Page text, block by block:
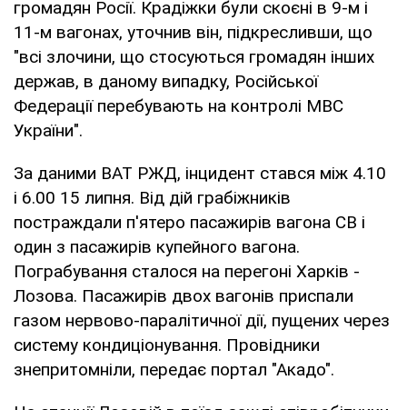
громадян Росії. Крадіжки були скоєні в 9-м і
11-м вагонах, уточнив він, підкресливши, що
"всі злочини, що стосуються громадян інших
держав, в даному випадку, Російської
Федерації перебувають на контролі МВС
України".
За даними ВАТ РЖД, інцидент стався між 4.10
і 6.00 15 липня. Від дій грабіжників
постраждали п'ятеро пасажирів вагона СВ і
один з пасажирів купейного вагона.
Пограбування сталося на перегоні Харків -
Лозова. Пасажирів двох вагонів приспали
газом нервово-паралітичної дії, пущених через
систему кондиціонування. Провідники
знепритомніли, передає портал "Акадо".